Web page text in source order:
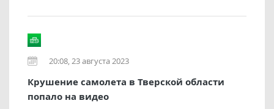
20:08, 23 августа 2023
Крушение самолета в Тверской области
попало на видео